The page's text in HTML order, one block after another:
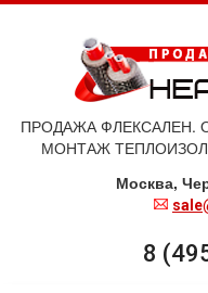
ПРОДАЖА ФЛЕКСАЛЕН.
МОНТАЖ
Москва,
8